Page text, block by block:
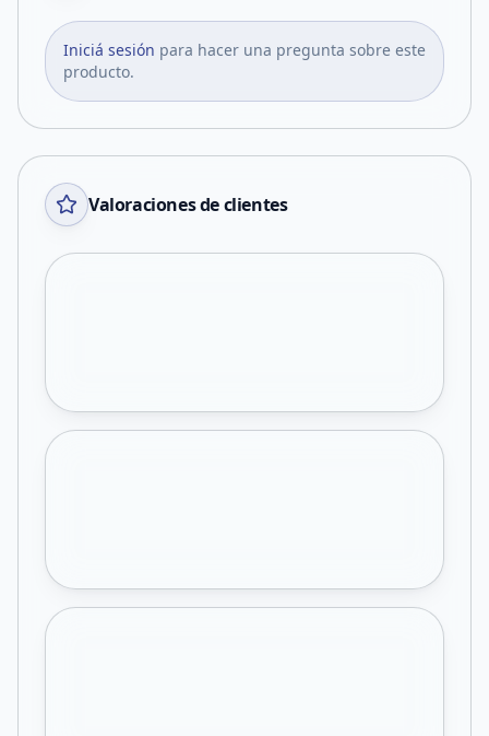
Iniciá sesión para hacer una pregunta sobre este
producto.
Valoraciones de clientes